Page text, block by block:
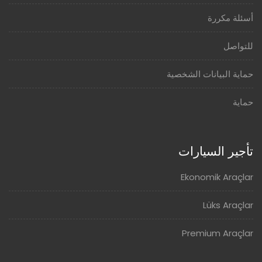
أسئلة مكررة
للتواصل
حماية البيانات الشخصية
حماية
تأجير السيارات
Ekonomik Araçlar
Lüks Araçlar
Premium Araçlar